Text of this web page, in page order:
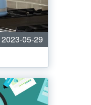
2023-05-29